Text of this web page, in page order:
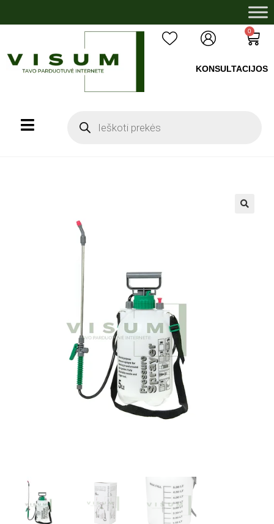
0
KONSULTACIJOS